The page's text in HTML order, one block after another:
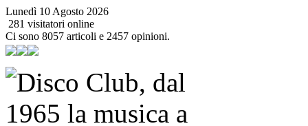
Lunedì 10 Agosto 2026
281 visitatori online
Ci sono 8057 articoli e 2457 opinioni.